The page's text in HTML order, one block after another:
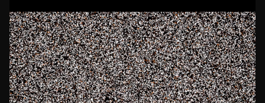
p
o
k